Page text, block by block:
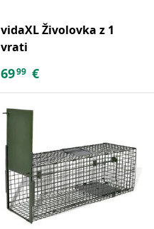
vidaXL Živolovka z 1
vrati
6999 €